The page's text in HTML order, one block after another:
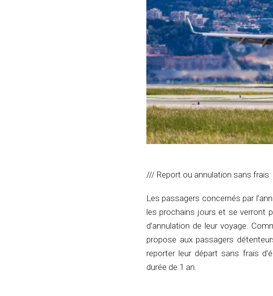
/// Report ou annulation sans frais
Les passagers concernés par
les prochains jours et se verront
d’annulation de leur voyage.
propose aux passagers
reporter leur départ sans frais
durée de 1 an.